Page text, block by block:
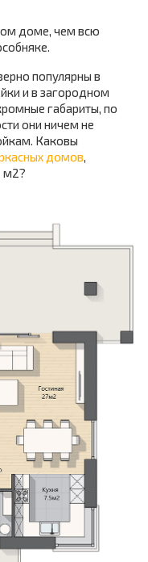
доме, чем всю
популярны в
и в загородном
габариты, по
они ничем не
Каковы
домов,
м2?